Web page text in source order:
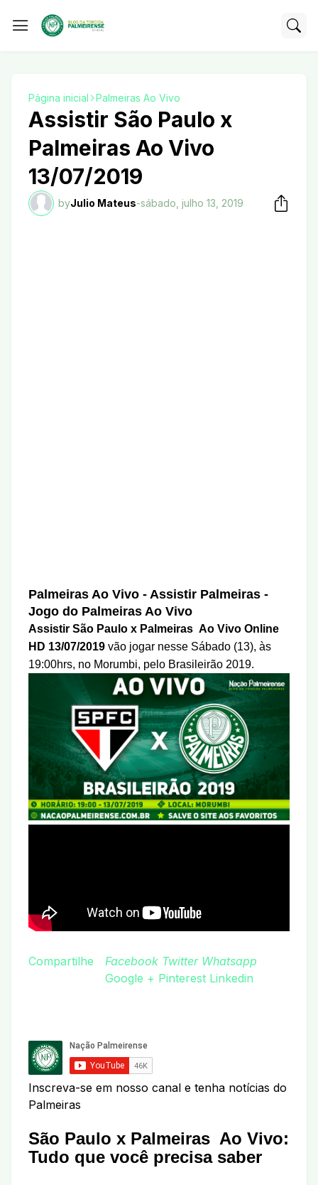
Página inicial Palmeiras Ao Vivo
Assistir São Paulo x
Palmeiras Ao Vivo
13/07/2019
byJulio Mateus-sábado, julho 13, 2019
Palmeiras Ao Vivo - Assistir Palmeiras -
Jogo do Palmeiras Ao Vivo
Assistir São Paulo x Palmeiras Ao Vivo Online
HD 13/07/2019 vão jogar nesse Sábado (13), às
19:00hrs, no Morumbi, pelo Brasileirão 2019.
Compartilhe Facebook Twitter Whatsapp
Google + Pinterest Linkedin
Inscreva-se em nosso canal e tenha notícias do
Palmeiras
São Paulo x Palmeiras Ao Vivo:
Tudo que você precisa saber